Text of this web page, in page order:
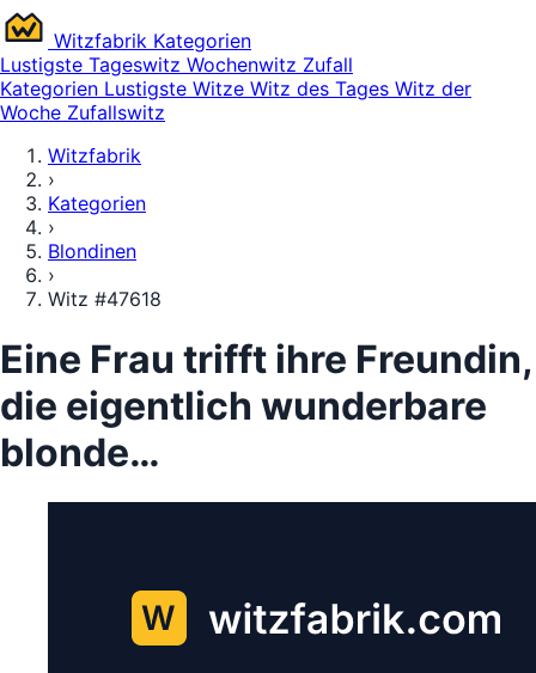
Witzfabrik Kategorien
Lustigste Tageswitz Wochenwitz Zufall
Kategorien Lustigste Witze Witz des Tages Witz der
Woche Zufallswitz
Witzfabrik
›
Kategorien
›
Blondinen
›
Witz #47618
Eine Frau trifft ihre Freundin,
die eigentlich wunderbare
blonde…